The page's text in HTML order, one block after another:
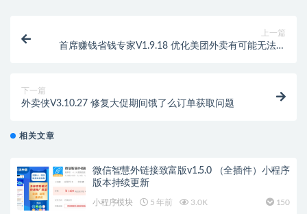
上一篇
首席赚钱省钱专家V1.9.18 优化美团外卖有可能无法获
下一篇
外卖侠V3.10.27 修复大促期间饿了么订单获取问题
相关文章
微信智慧外链接致富版v1.5.0 （全插件）小程序
版本持续更新
小程序模块 5 年前 3.0K 150